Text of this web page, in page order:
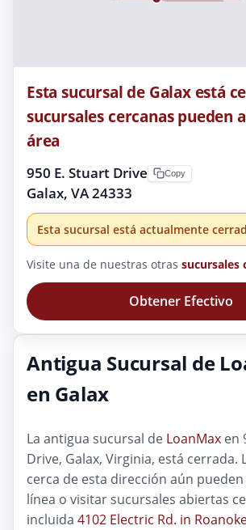
Esta sucursal de Galax está
sucursales cercanas pueden
área
950 E. Stuart Drive
Galax, VA 24333
Copy
Esta sucursal está actualmente
Visite una de nuestras otras sucursales
Obtener Efectivo
Antigua Sucursal de
en Galax
La antigua sucursal de LoanMax en
Drive, Galax, Virginia, está cerrada.
cerca de esta dirección aún
línea o visitar sucursales abiertas
incluida 4102 Electric Rd. in